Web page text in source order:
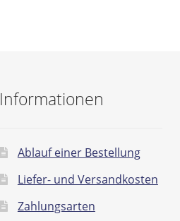
Informationen
Ablauf einer Bestellung
Liefer- und Versandkosten
Zahlungsarten